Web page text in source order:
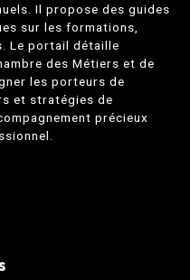
Il propose des guides
sur les formations,
Le portail détaille
des Métiers et de
les porteurs de
et stratégies de
précieux